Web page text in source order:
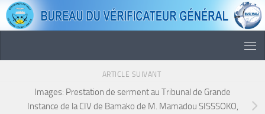
Skip to content
ARTICLE SUIVANT
Images: Prestation de serment au Tribunal de Grande
Instance de la CIV de Bamako de M. Mamadou SISSSOKO,